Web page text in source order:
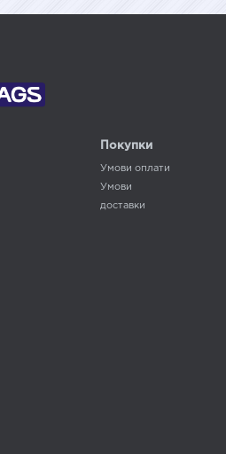
Покупки
Умови оплати
Умови
доставки